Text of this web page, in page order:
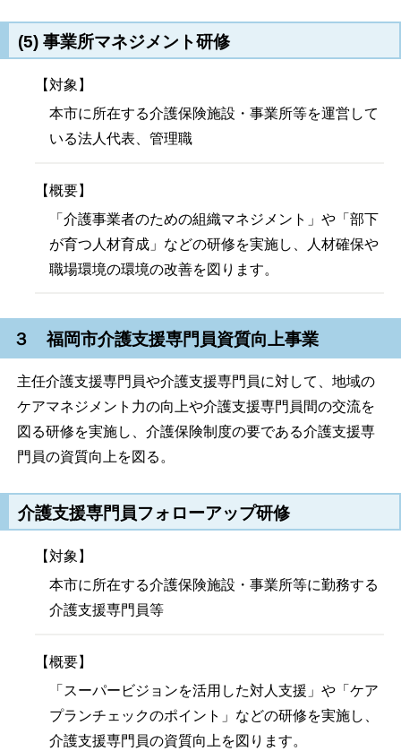
(5) 事業所マネジメント研修
【対象】
本市に所在する介護保険施設・事業所等を運営して
いる法人代表、管理職
【概要】
「介護事業者のための組織マネジメント」や「部下
が育つ人材育成」などの研修を実施し、人材確保や
職場環境の環境の改善を図ります。
３ 福岡市介護支援専門員資質向上事業
主任介護支援専門員や介護支援専門員に対して、地域の
ケアマネジメント力の向上や介護支援専門員間の交流を
図る研修を実施し、介護保険制度の要である介護支援専
門員の資質向上を図る。
介護支援専門員フォローアップ研修
【対象】
本市に所在する介護保険施設・事業所等に勤務する
介護支援専門員等
【概要】
「スーパービジョンを活用した対人支援」や「ケア
プランチェックのポイント」などの研修を実施し、
介護支援専門員の資質向上を図ります。